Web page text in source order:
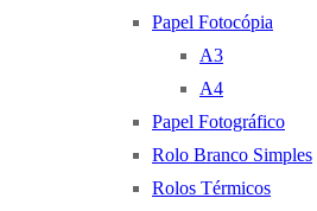
Papel Fotocópia
A3
A4
Papel Fotográfico
Rolo Branco Simples
Rolos Térmicos